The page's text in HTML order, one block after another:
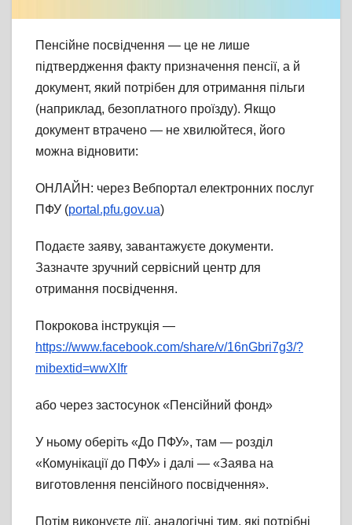
Пенсійне посвідчення — це не лише
підтвердження факту призначення пенсії, а й
документ, який потрібен для отримання пільги
(наприклад, безоплатного проїзду). Якщо
документ втрачено — не хвилюйтеся, його
можна відновити:
ОНЛАЙН: через Вебпортал електронних послуг
ПФУ (portal.pfu.gov.ua)
Подаєте заяву, завантажуєте документи.
Зазначте зручний сервісний центр для
отримання посвідчення.
Покрокова інструкція —
https://www.facebook.com/share/v/16nGbri7g3/?
mibextid=wwXIfr
або через застосунок «Пенсійний фонд»
У ньому оберіть «До ПФУ», там — розділ
«Комунікації до ПФУ» і далі — «Заява на
виготовлення пенсійного посвідчення».
Потім виконуєте дії, аналогічні тим, які потрібні